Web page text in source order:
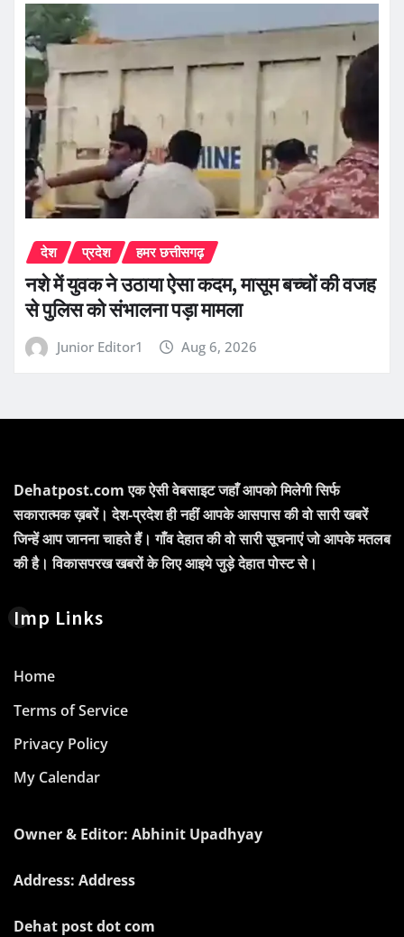
देश प्रदेश हमर छत्तीसगढ़
नशे में युवक ने उठाया ऐसा कदम, मासूम बच्चों की वजह
से पुलिस को संभालना पड़ा मामला
Junior Editor1 Aug 6, 2026
Dehatpost.com एक ऐसी वेबसाइट जहाँ आपको मिलेगी सिर्फ
सकारात्मक ख़बरें। देश-प्रदेश ही नहीं आपके आसपास की वो सारी खबरें
जिन्हें आप जानना चाहते हैं। गाँव देहात की वो सारी सूचनाएं जो आपके मतलब
की है। विकासपरख खबरों के लिए आइये जुड़े देहात पोस्ट से।
Imp Links
Home
Terms of Service
Privacy Policy
My Calendar
Owner & Editor: Abhinit Upadhyay
Address: Address
Dehat post dot com